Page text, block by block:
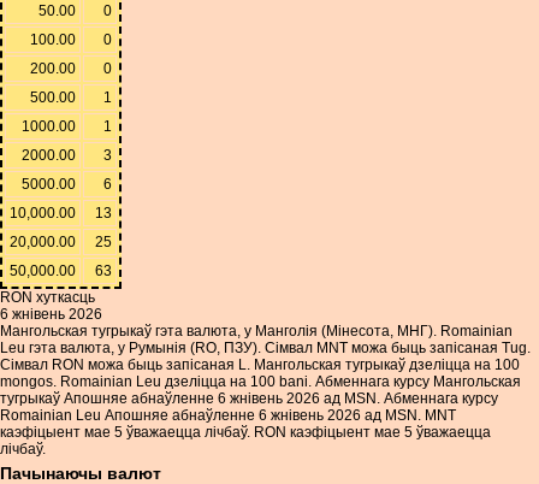
50.00
0
100.00
0
200.00
0
500.00
1
1000.00
1
2000.00
3
5000.00
6
10,000.00
13
20,000.00
25
50,000.00
63
RON хуткасць
6 жнівень 2026
Мангольская тугрыкаў гэта валюта, у Манголія (Мінесота, МНГ). Romainian
Leu гэта валюта, у Румынія (RO, ПЗУ). Сімвал MNT можа быць запісаная Tug.
Сімвал RON можа быць запісаная L. Мангольская тугрыкаў дзеліцца на 100
mongos. Romainian Leu дзеліцца на 100 bani. Абменнага курсу Мангольская
тугрыкаў Апошняе абнаўленне 6 жнівень 2026 ад MSN. Абменнага курсу
Romainian Leu Апошняе абнаўленне 6 жнівень 2026 ад MSN. MNT
каэфіцыент мае 5 ўважаецца лічбаў. RON каэфіцыент мае 5 ўважаецца
лічбаў.
Пачынаючы валют